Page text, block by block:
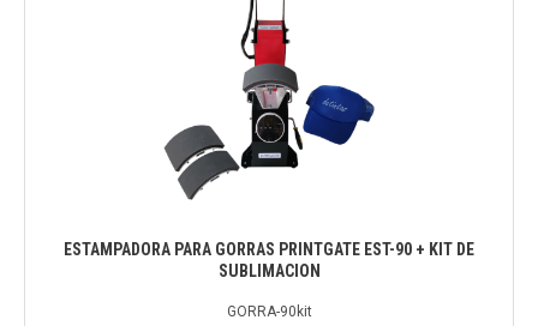
ESTAMPADORA PARA GORRAS PRINTGATE EST-90 + KIT DE
SUBLIMACION
GORRA-90kit